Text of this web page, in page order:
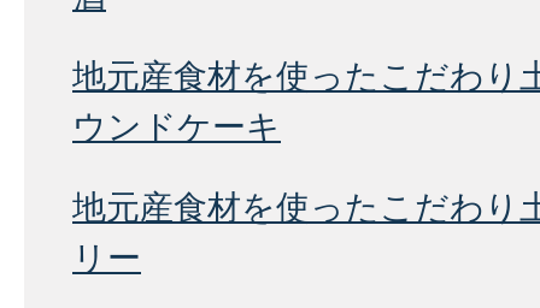
地元産食材を使ったこだわり
ウンドケーキ
地元産食材を使ったこだわり
リー